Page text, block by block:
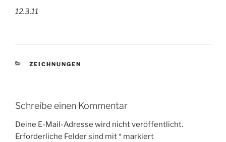
12.3.11
KATEGORIEN
ZEICHNUNGEN
Schreibe einen Kommentar
Deine E-Mail-Adresse wird nicht veröffentlicht.
Erforderliche Felder sind mit* markiert